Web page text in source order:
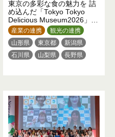
東京の多彩な食の魅力を 詰
め込んだ「Tokyo Tokyo
Delicious Museum2026」を
開催！
産業の連携
観光の連携
山形県
東京都
新潟県
石川県
山梨県
長野県